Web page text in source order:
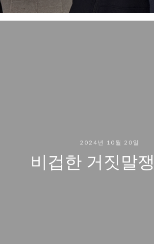
2024년 10월 20일
비겁한 거짓말